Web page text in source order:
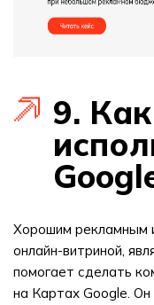
9.
Хорошим рекламным
онлайн-витриной,
помогает сделать
на Картах Google.